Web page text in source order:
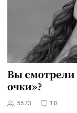
Вы смотрели
очки»?
5573 10